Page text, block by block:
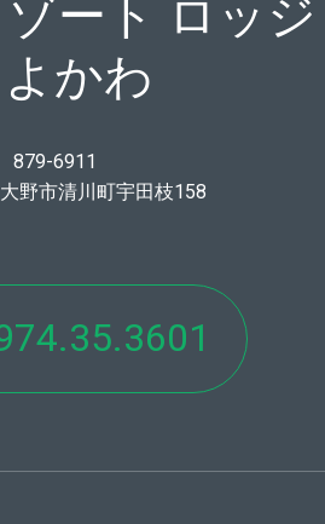
879-6911
野市清川町宇田枝158